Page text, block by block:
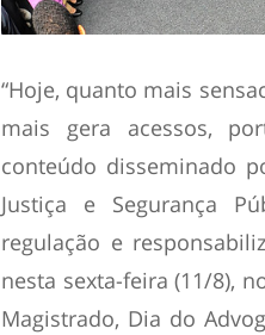
“Hoje, quanto mais
mais gera acessos,
conteúdo disseminado
Justiça e Segurança
regulação e
nesta sexta-feira (11/8),
Magistrado, Dia do